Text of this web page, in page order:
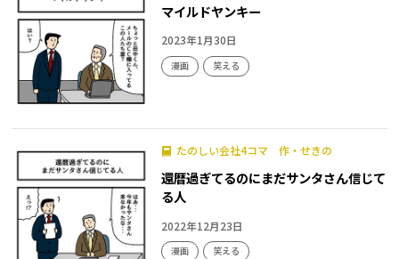
マイルドヤンキー
2023年1月30日
漫画 笑える
たのしい会社4コマ 作・せきの
還暦過ぎてるのにまだサンタさん信じて
る人
2022年12月23日
漫画 笑える